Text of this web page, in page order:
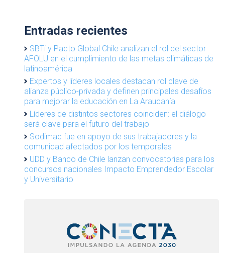
Entradas recientes
SBTi y Pacto Global Chile analizan el rol del sector
AFOLU en el cumplimiento de las metas climáticas de
latinoamérica
Expertos y líderes locales destacan rol clave de
alianza público-privada y definen principales desafíos
para mejorar la educación en La Araucanía
Líderes de distintos sectores coinciden: el diálogo
será clave para el futuro del trabajo
Sodimac fue en apoyo de sus trabajadores y la
comunidad afectados por los temporales
UDD y Banco de Chile lanzan convocatorias para los
concursos nacionales Impacto Emprendedor Escolar
y Universitario